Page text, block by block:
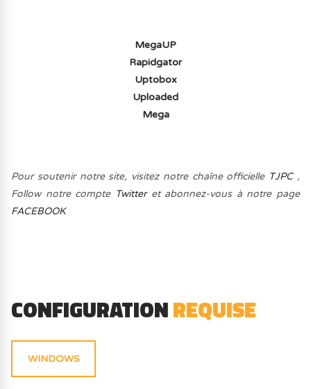
MegaUP
Rapidgator
Uptobox
Uploaded
Mega
Pour soutenir notre site, visitez notre chaîne officielle TJPC,
Follow notre compte Twitteret abonnez-vous à notre page
FACEBOOK
CONFIGURATIONREQUISE
WINDOWS